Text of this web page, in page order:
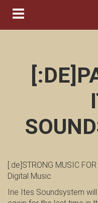
Navigation ein-/
[:de]STRONG MUSIC
Digital Music
Irie Ites Soundsystem